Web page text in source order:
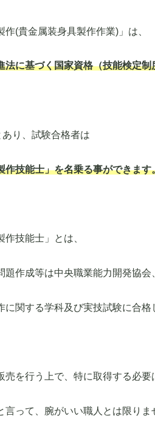
作(貴金属装身具製作作業)」は、
法に基づく国家資格（技能検定制
り、試験合格者は
作技能士」を名乗る事ができます
作技能士」とは、
題作成等は中央職業能力開発協
に関する学科及び実技試験に合格
売を行う上で、特に取得する必要
言って、腕がいい職人とは限りま